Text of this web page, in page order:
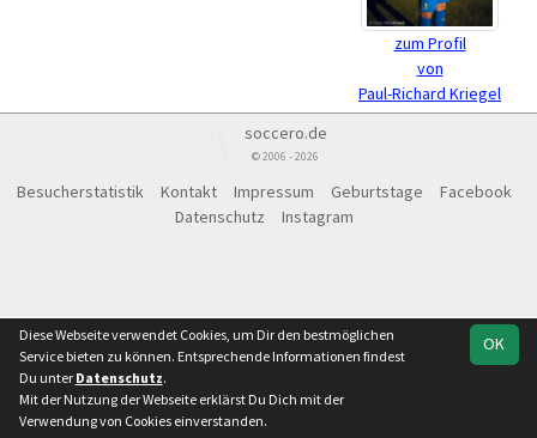
zum Profil
von
Paul-Richard Kriegel
soccero.de
© 2006 - 2026
Besucherstatistik Kontakt Impressum Geburtstage
Facebook
Datenschutz
Instagram
OK
Diese Webseite verwendet Cookies, um Dir den bestmöglichen
Service bieten zu können. Entsprechende Informationen findest
Du unter Datenschutz.
Mit der Nutzung der Webseite erklärst Du Dich mit der
Verwendung von Cookies einverstanden.